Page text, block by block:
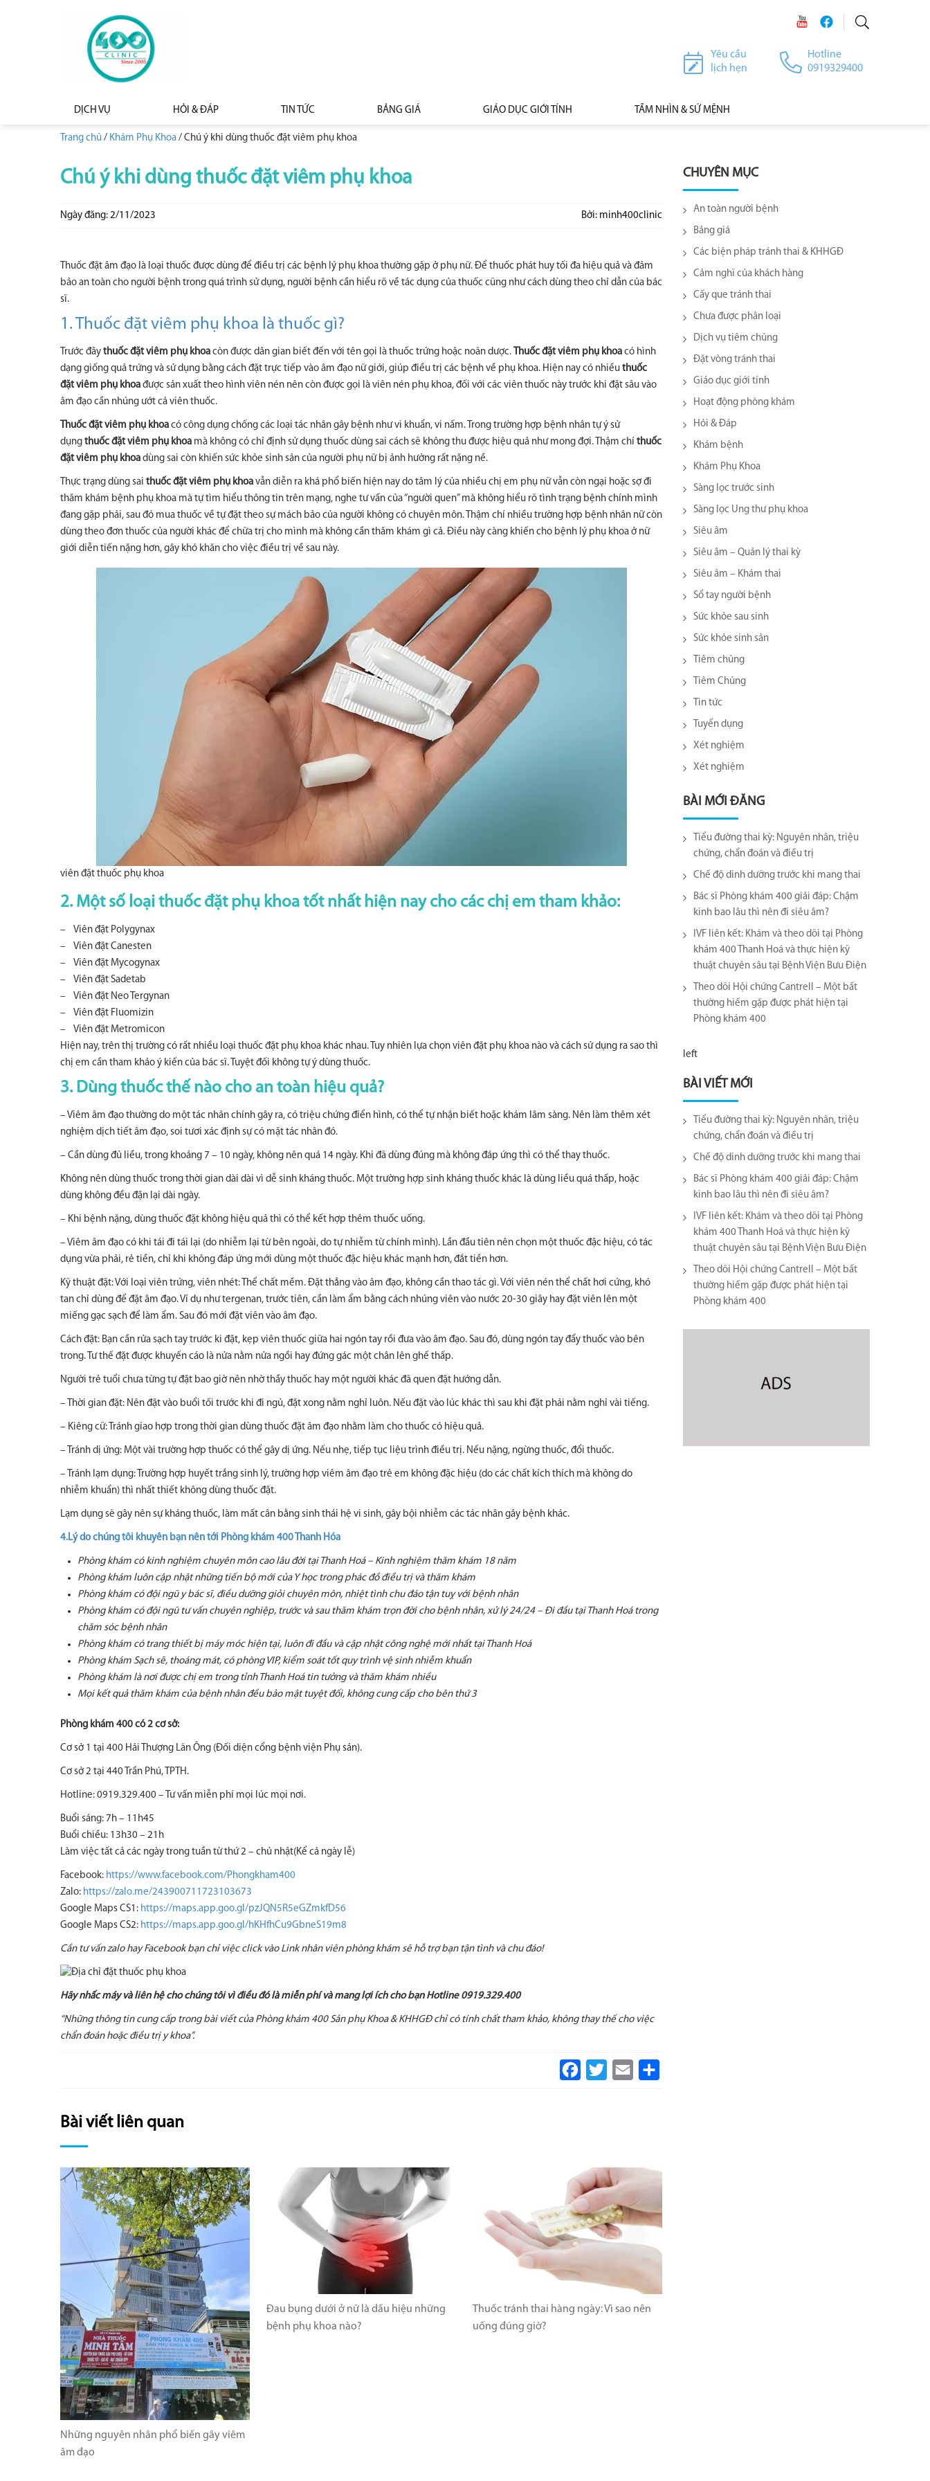
Hotline
0919329400
Yêu cầu
lịch hẹn
DỊCH VỤ HỎI & ĐÁP TIN TỨC BẢNG GIÁ GIÁO DỤC GIỚI TÍNH TẦM NHÌN & SỨ MỆNH
Trang chủ / Khám Phụ Khoa / Chú ý khi dùng thuốc đặt viêm phụ khoa
Chú ý khi dùng thuốc đặt viêm phụ khoa
Ngày đăng: 2/11/2023 Bởi: minh400clinic
Thuốc đặt âm đạo là loại thuốc được dùng để điều trị các bệnh lý phụ khoa thường gặp ở phụ nữ. Để thuốc phát huy tối đa hiệu quả và đảm
bảo an toàn cho người bệnh trong quá trình sử dụng, người bệnh cần hiểu rõ về tác dụng của thuốc cũng như cách dùng theo chỉ dẫn của bác
sĩ.
1. Thuốc đặt viêm phụ khoa là thuốc gì?
Trước đây thuốc đặt viêm phụ khoa còn được dân gian biết đến với tên gọi là thuốc trứng hoặc noãn dược. Thuốc đặt viêm phụ khoa có hình
dạng giống quả trứng và sử dụng bằng cách đặt trực tiếp vào âm đạo nữ giới, giúp điều trị các bệnh về phụ khoa. Hiện nay có nhiều thuốc
đặt viêm phụ khoa được sản xuất theo hình viên nén nên còn được gọi là viên nén phụ khoa, đối với các viên thuốc này trước khi đặt sâu vào
âm đạo cần nhúng ướt cả viên thuốc.
Thuốc đặt viêm phụ khoa có công dụng chống các loại tác nhân gây bệnh như vi khuẩn, vi nấm. Trong trường hợp bệnh nhân tự ý sử
dụng thuốc đặt viêm phụ khoa mà không có chỉ định sử dụng thuốc dùng sai cách sẽ không thu được hiệu quả như mong đợi. Thậm chí thuốc
đặt viêm phụ khoa dùng sai còn khiến sức khỏe sinh sản của người phụ nữ bị ảnh hưởng rất nặng nề.
Thực trạng dùng sai thuốc đặt viêm phụ khoa vẫn diễn ra khá phổ biến hiện nay do tâm lý của nhiều chị em phụ nữ vẫn còn ngại hoặc sợ đi
thăm khám bệnh phụ khoa mà tự tìm hiểu thông tin trên mạng, nghe tư vấn của “người quen” mà không hiểu rõ tình trạng bệnh chính mình
đang gặp phải, sau đó mua thuốc về tự đặt theo sự mách bảo của người không có chuyên môn. Thậm chí nhiều trường hợp bệnh nhân nữ còn
dùng theo đơn thuốc của người khác để chữa trị cho mình mà không cần thăm khám gì cả. Điều này càng khiến cho bệnh lý phụ khoa ở nữ
giới diễn tiến nặng hơn, gây khó khăn cho việc điều trị về sau này.
viên đặt thuốc phụ khoa
2. Một số loại thuốc đặt phụ khoa tốt nhất hiện nay cho các chị em tham khảo:
– Viên đặt Polygynax
– Viên đặt Canesten
– Viên đặt Mycogynax
– Viên đặt Sadetab
– Viên đặt Neo Tergynan
– Viên đặt Fluomizin
– Viên đặt Metromicon
Hiện nay, trên thị trường có rất nhiều loại thuốc đặt phụ khoa khác nhau. Tuy nhiên lựa chọn viên đặt phụ khoa nào và cách sử dụng ra sao thì
chị em cần tham khảo ý kiến của bác sĩ. Tuyệt đối không tự ý dùng thuốc.
3. Dùng thuốc thế nào cho an toàn hiệu quả?
– Viêm âm đạo thường do một tác nhân chính gây ra, có triệu chứng điển hình, có thể tự nhận biết hoặc khám lâm sàng. Nên làm thêm xét
nghiệm dịch tiết âm đạo, soi tươi xác định sự có mặt tác nhân đó.
– Cần dùng đủ liều, trong khoảng 7 – 10 ngày, không nên quá 14 ngày. Khi đã dùng đúng mà không đáp ứng thì có thể thay thuốc.
Không nên dùng thuốc trong thời gian dài dài vì dễ sinh kháng thuốc. Một trường hợp sinh kháng thuốc khác là dùng liều quá thấp, hoặc
dùng không đều đặn lại dài ngày.
– Khi bệnh nặng, dùng thuốc đặt không hiệu quả thì có thể kết hợp thêm thuốc uống.
– Viêm âm đạo có khi tái đi tái lại (do nhiễm lại từ bên ngoài, do tự nhiễm từ chính mình). Lần đầu tiên nên chọn một thuốc đặc hiệu, có tác
dụng vừa phải, rẻ tiền, chỉ khi không đáp ứng mới dùng một thuốc đặc hiệu khác mạnh hơn, đắt tiền hơn.
Kỹ thuật đặt: Với loại viên trứng, viên nhét: Thể chất mềm. Đặt thẳng vào âm đạo, không cần thao tác gì. Với viên nén thể chất hơi cứng, khó
tan chỉ dùng để đặt âm đạo. Ví dụ như tergenan, trước tiên, cần làm ẩm bằng cách nhúng viên vào nước 20-30 giây hay đặt viên lên một
miếng gạc sạch để làm ẩm. Sau đó mới đặt viên vào âm đạo.
Cách đặt: Bạn cần rửa sạch tay trước ki đặt, kẹp viên thuốc giữa hai ngón tay rồi đưa vào âm đạo. Sau đó, dùng ngón tay đẩy thuốc vào bên
trong. Tư thế đặt được khuyến cáo là nửa nằm nửa ngồi hay đứng gác một chân lên ghế thấp.
Người trẻ tuổi chưa từng tự đặt bao giờ nên nhờ thầy thuốc hay một người khác đã quen đặt hướng dẫn.
– Thời gian đặt: Nên đặt vào buổi tối trước khi đi ngủ, đặt xong nằm nghỉ luôn. Nếu đặt vào lúc khác thì sau khi đặt phải nằm nghỉ vài tiếng.
– Kiêng cữ: Tránh giao hợp trong thời gian dùng thuốc đặt âm đạo nhằm làm cho thuốc có hiệu quả.
– Tránh dị ứng: Một vài trường hợp thuốc có thể gây dị ứng. Nếu nhẹ, tiếp tục liệu trình điều trị. Nếu nặng, ngừng thuốc, đổi thuốc.
– Tránh lạm dụng: Trường hợp huyết trắng sinh lý, trường hợp viêm âm đạo trẻ em không đặc hiệu (do các chất kích thích mà không do
nhiễm khuẩn) thì nhất thiết không dùng thuốc đặt.
Lạm dụng sẽ gây nên sự kháng thuốc, làm mất cân bằng sinh thái hệ vi sinh, gây bội nhiễm các tác nhân gây bệnh khác.
4.Lý do chúng tôi khuyên bạn nên tới Phòng khám 400 Thanh Hóa
Phòng khám có kinh nghiệm chuyên môn cao lâu đời tại Thanh Hoá – Kinh nghiệm thăm khám 18 năm
Phòng khám luôn cập nhật những tiến bộ mới của Y học trong phác đồ điều trị và thăm khám
Phòng khám có đội ngũ y bác sĩ, điều dưỡng giỏi chuyên môn, nhiệt tình chu đáo tận tuỵ với bệnh nhân
Phòng khám có đội ngũ tư vấn chuyên nghiệp, trước và sau thăm khám trọn đời cho bệnh nhân, xử lý 24/24 – Đi đầu tại Thanh Hoá trong
chăm sóc bệnh nhân
Phòng khám có trang thiết bị máy móc hiện tại, luôn đi đầu và cập nhật công nghệ mới nhất tại Thanh Hoá
Phòng khám Sạch sẽ, thoáng mát, có phòng VIP, kiểm soát tốt quy trình vệ sinh nhiễm khuẩn
Phòng khám là nơi được chị em trong tỉnh Thanh Hoá tin tưởng và thăm khám nhiều
Mọi kết quả thăm khám của bệnh nhân đều bảo mật tuyệt đối, không cung cấp cho bên thứ 3
Phòng khám 400 có 2 cơ sở:
Cơ sở 1 tại 400 Hải Thượng Lãn Ông (Đối diện cổng bệnh viện Phụ sản).
Cơ sở 2 tại 440 Trần Phú, TPTH.
Hotline: 0919.329.400 – Tư vấn miễn phí mọi lúc mọi nơi.
Buổi sáng: 7h – 11h45
Buổi chiều: 13h30 – 21h
Làm việc tất cả các ngày trong tuần từ thứ 2 – chủ nhật(Kể cả ngày lễ)
Facebook: https://www.facebook.com/Phongkham400
Zalo: https://zalo.me/243900711723103673
Google Maps CS1: https://maps.app.goo.gl/pzJQN5R5eGZmkfD56
Google Maps CS2: https://maps.app.goo.gl/hKHfhCu9GbneS19m8
Cần tư vấn zalo hay Facebook bạn chỉ việc click vào Link nhân viên phòng khám sẽ hỗ trợ bạn tận tình và chu đáo!
Hãy nhấc máy và liên hệ cho chúng tôi vì điều đó là miễn phí và mang lợi ích cho bạn Hotline 0919.329.400
“Những thông tin cung cấp trong bài viết của Phòng khám 400 Sản phụ Khoa & KHHGĐ chỉ có tính chất tham khảo, không thay thế cho việc
chẩn đoán hoặc điều trị y khoa”.
Facebook
Twitter Email
Bài viết liên quan
Những nguyên nhân phổ biến gây viêm
âm đạo
Đau bụng dưới ở nữ là dấu hiệu những
bệnh phụ khoa nào?
Thuốc tránh thai hàng ngày: Vì sao nên
uống đúng giờ?
CHUYÊN MỤC
An toàn người bệnh
Bảng giá
Các biện pháp tránh thai & KHHGĐ
Cảm nghĩ của khách hàng
Cấy que tránh thai
Chưa được phân loại
Dịch vụ tiêm chủng
Đặt vòng tránh thai
Giáo dục giới tính
Hoạt động phòng khám
Hỏi & Đáp
Khám bệnh
Khám Phụ Khoa
Sàng lọc trước sinh
Sàng lọc Ung thư phụ khoa
Siêu âm
Siêu âm – Quản lý thai kỳ
Siêu âm – Khám thai
Sổ tay người bệnh
Sức khỏe sau sinh
Sức khỏe sinh sản
Tiêm chủng
Tiêm Chủng
Tin tức
Tuyển dụng
Xét nghiệm
Xét nghiệm
BÀI MỚI ĐĂNG
Tiểu đường thai kỳ: Nguyên nhân, triệu
chứng, chẩn đoán và điều trị
Chế độ dinh dưỡng trước khi mang thai
Bác sĩ Phòng khám 400 giải đáp: Chậm
kinh bao lâu thì nên đi siêu âm?
IVF liên kết: Khám và theo dõi tại Phòng
khám 400 Thanh Hoá và thực hiện kỹ
thuật chuyên sâu tại Bệnh Viện Bưu Điện
Theo dõi Hội chứng Cantrell – Một bất
thường hiếm gặp được phát hiện tại
Phòng khám 400
left
BÀI VIẾT MỚI
Tiểu đường thai kỳ: Nguyên nhân, triệu
chứng, chẩn đoán và điều trị
Chế độ dinh dưỡng trước khi mang thai
Bác sĩ Phòng khám 400 giải đáp: Chậm
kinh bao lâu thì nên đi siêu âm?
IVF liên kết: Khám và theo dõi tại Phòng
khám 400 Thanh Hoá và thực hiện kỹ
thuật chuyên sâu tại Bệnh Viện Bưu Điện
Theo dõi Hội chứng Cantrell – Một bất
thường hiếm gặp được phát hiện tại
Phòng khám 400